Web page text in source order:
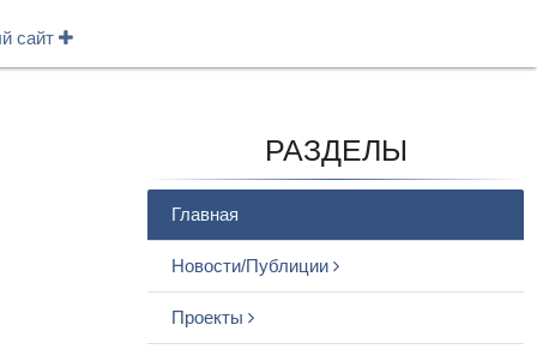
сайт
РАЗДЕЛЫ
Главная
Новости/Публиции
Проекты